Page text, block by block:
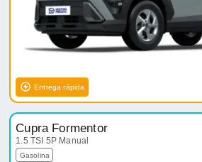
Entrega rápida
Cupra Formentor
1.5 TSI 5P Manual
Gasolina